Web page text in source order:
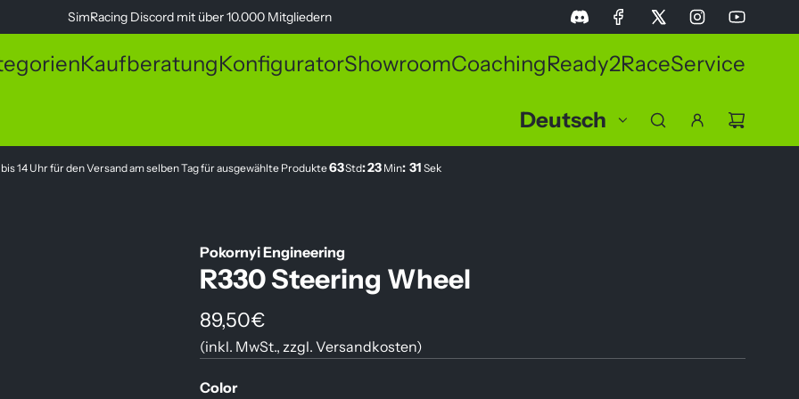
SimRacing Discord mit über 10.000 Mitgliedern
KaufberatungKonfiguratorShowroomCoachingReady2RaceService
Deutsch
14 Uhr für den Versand am selben Tag für ausgewählte Produkte63Std:23 Min: 30 Sek
Pokornyi Engineering
R330 Steering Wheel
R
e
g
89,50€
(inkl. MwSt., zzgl. Versandkosten)
Color